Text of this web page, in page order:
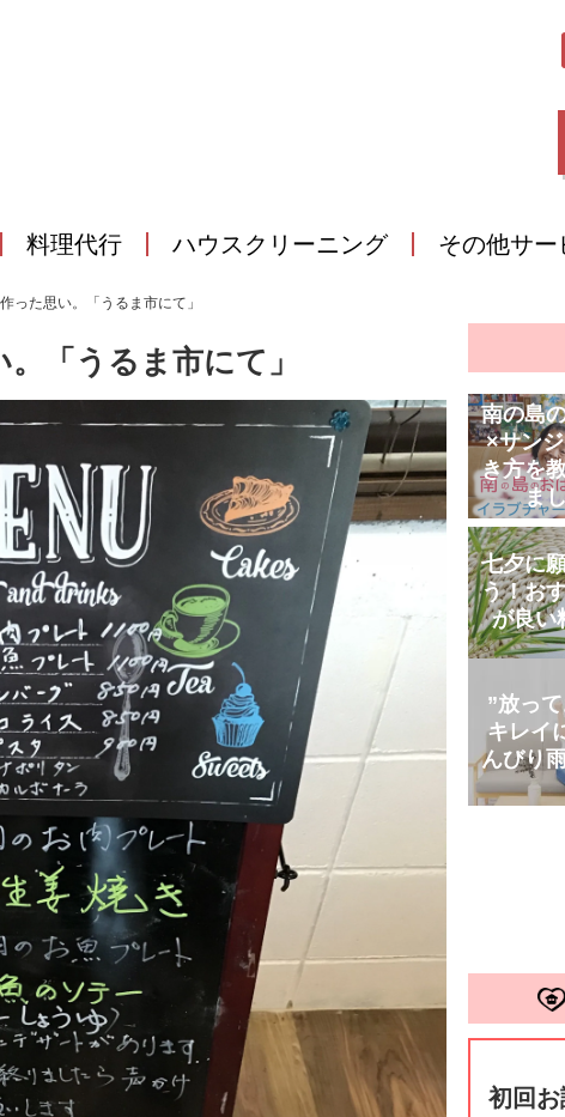
料理代行 ハウスクリーニング その他サー
った思い。「うるま市にて」
「うるま市にて」
南の島
×サン
き方を
ま
七夕に
う！お
が良い
”放っ
キレイ
んびり
初回